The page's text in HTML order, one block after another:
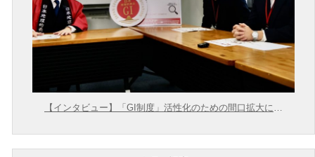
【インタビュー】「GI制度」活性化のための間口拡大に向